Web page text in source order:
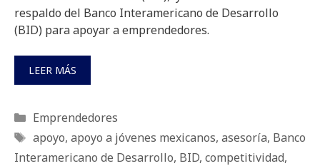
respaldo del Banco Interamericano de Desarrollo
(BID) para apoyar a emprendedores.
LEER MÁS
Categorías
Emprendedores
Etiquetas
apoyo, apoyo a jóvenes mexicanos, asesoría, Banco
Interamericano de Desarrollo, BID, competitividad,